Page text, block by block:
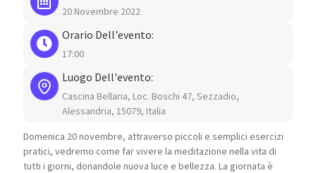
20 Novembre 2022
Orario Dell'evento:
17:00
Luogo Dell'evento:
Cascina Bellaria, Loc. Boschi 47, Sezzadio,
Alessandria, 15079, Italia
Domenica 20 novembre, attraverso piccoli e semplici esercizi
pratici, vedremo come far vivere la meditazione nella vita di
tutti i giorni, donandole nuova luce e bellezza. La giornata è